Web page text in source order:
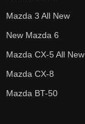
Mazda 3 All New
New Mazda 6
Mazda CX-5 All New
Mazda CX-8
Mazda BT-50